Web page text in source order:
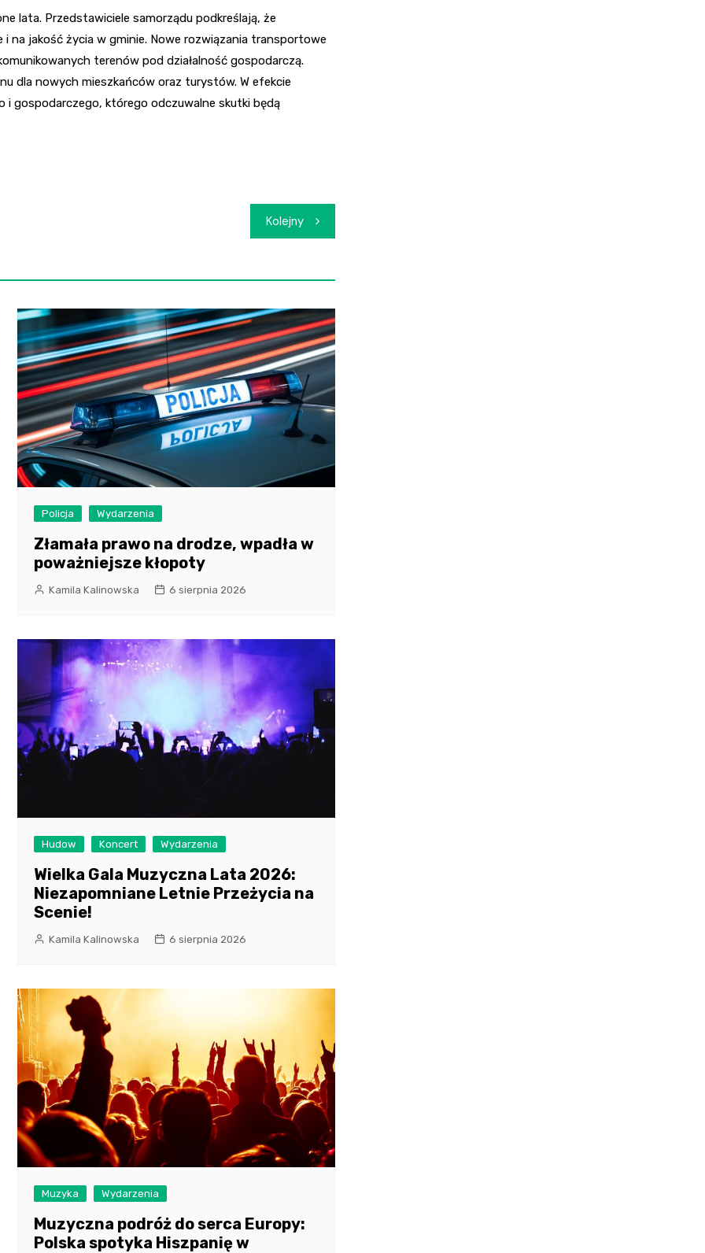
lata. Przedstawiciele samorządu podkreślają, że
na jakość życia w gminie. Nowe rozwiązania transportowe
terenów pod działalność gospodarczą.
dla nowych mieszkańców oraz turystów. W efekcie
i gospodarczego, którego odczuwalne skutki będą
Kolejny
Policja Wydarzenia
Złamała prawo na drodze, wpadła w
poważniejsze kłopoty
Kamila Kalinowska 6 sierpnia 2026
Hudow Koncert Wydarzenia
Wielka Gala Muzyczna Lata 2026:
Niezapomniane Letnie Przeżycia na
Scenie!
Kamila Kalinowska 6 sierpnia 2026
Muzyka Wydarzenia
Muzyczna podróż do serca Europy:
Polska spotyka Hiszpanię w